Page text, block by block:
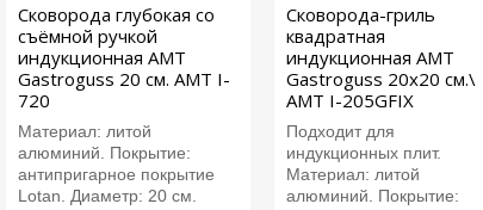
Сковорода глубокая со
съёмной ручкой
индукционная AMT
Gastroguss 20 см. AMT I-
720
Материал: литой
алюминий. Покрытие:
антипригарное покрытие
Lotan. Диаметр: 20 см.
Сковорода-гриль
квадратная
индукционная AMT
Gastroguss 20x20 см.\
AMT I-205GFIX
Подходит для
индукционных плит.
Материал: литой
алюминий. Покрытие: